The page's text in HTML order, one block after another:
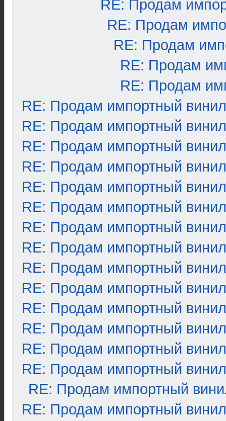
RE: Продам
RE: Продам
RE: Продам
RE: Продам
RE: Продам
RE: Продам импортный винил
RE: Продам импортный винил
RE: Продам импортный винил
RE: Продам импортный винил
RE: Продам импортный винил
RE: Продам импортный винил
RE: Продам импортный винил
RE: Продам импортный винил
RE: Продам импортный винил
RE: Продам импортный винил
RE: Продам импортный винил
RE: Продам импортный винил
RE: Продам импортный винил
RE: Продам импортный винил
RE: Продам импортный
RE: Продам импортный винил